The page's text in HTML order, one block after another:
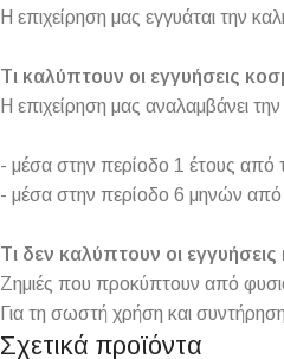
Η επιχείρηση μας εγγυάται την
Τι καλύπτουν οι εγγυήσεις
Η επιχείρηση μας αναλαμβάνει
- μέσα στην περίοδο 1 έτους από
- μέσα στην περίοδο 6 μηνών από
Τι δεν καλύπτουν οι
Ζημιές που προκύπτουν από
Για τη σωστή χρήση και
Σχετικά προϊόντα